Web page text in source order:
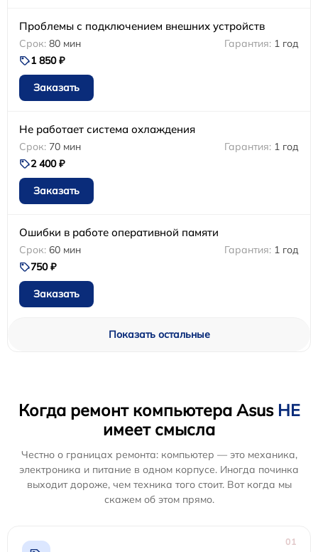
Проблемы с подключением внешних устройств
80 мин
1 год
1 850 ₽
Заказать
Не работает система охлаждения
70 мин
1 год
2 400 ₽
Заказать
Ошибки в работе оперативной памяти
60 мин
1 год
750 ₽
Заказать
Показать остальные
Когда ремонт компьютера Asus НЕ
имеет смысла
Честно о границах ремонта: компьютер — это механика,
электроника и питание в одном корпусе. Иногда починка
выходит дороже, чем техника того стоит. Вот когда мы
скажем об этом прямо.
01